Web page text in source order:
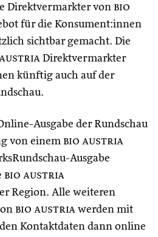
Direktvermarkter von bio
für die Konsument:innen
sichtbar gemacht. Die
Direktvermarkter
künftig auch auf der
Ausgabe der Rundschau
von einem bio austria
Ausgabe
bio austria
Region. Alle weiteren
bio austria werden mit
Kontaktdaten dann online